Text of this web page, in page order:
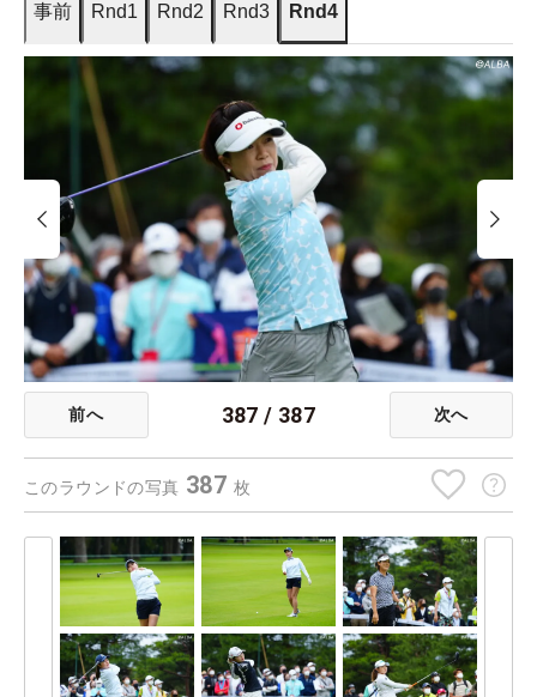
事前 Rnd1 Rnd2 Rnd3 Rnd4
前へ 387 / 387 次へ
このラウンドの写真 387 枚